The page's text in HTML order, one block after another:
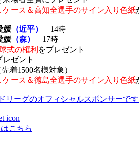
ケース＆高知全選手のサイン入り色紙
媛 （近平）
14時
媛 （森）
17時
式の権利 をプレゼント
レゼント
着1500名様対象）
ケース＆徳島全選手のサイン入り色紙
リーグのオフィシャルスポンサーです
こちら